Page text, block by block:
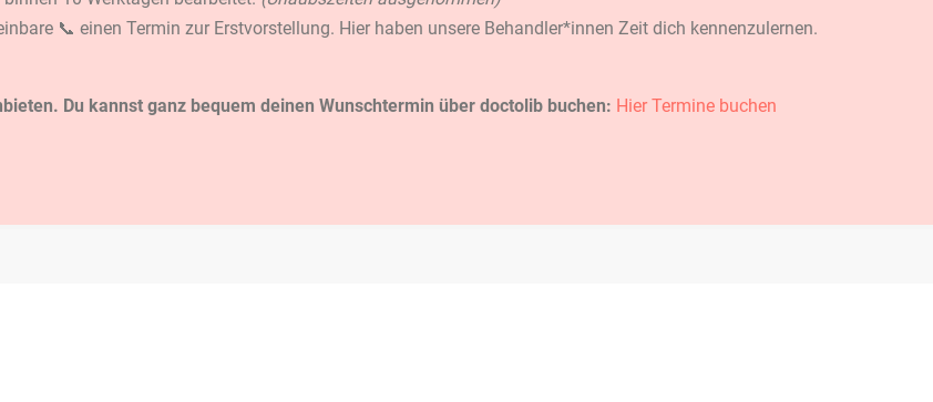
📞 einen Termin zur Erstvorstellung. Hier haben unsere Behandler*innen Zeit dich kennenzulernen.
Du kannst ganz bequem deinen Wunschtermin über doctolib buchen: Hier Termine buchen